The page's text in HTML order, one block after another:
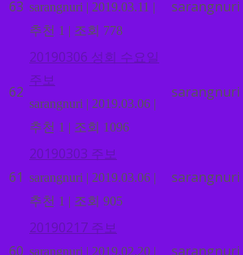
63 sarangnuri | 2019.03.11 |
추천 1 | 조회 778
sarangnuri
62
20190306 성회 수요일
주보
sarangnuri | 2019.03.06 |
추천 1 | 조회 1096
sarangnuri
61
20190303 주보
sarangnuri | 2019.03.06 |
추천 1 | 조회 905
sarangnuri
60
20190217 주보
sarangnuri | 2019.02.20 |
sarangnuri